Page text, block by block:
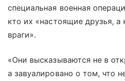
специальная военная
кто их «настоящие друзья,
враги».
«Они высказываются не в
а завуалировано о том, что